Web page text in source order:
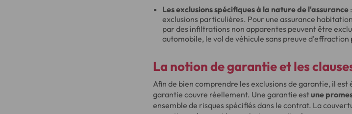
Les exclusions spécifiques à la nature de l'assurance
exclusions particulières. Pour une assurance
par des infiltrations non apparentes peuvent être
automobile, le vol de véhicule sans preuve
La notion de garantie et les
Afin de bien comprendre les exclusions de garantie, il
garantie couvre réellement. Une garantie estune
ensemble de risques spécifiés dans le contrat. La